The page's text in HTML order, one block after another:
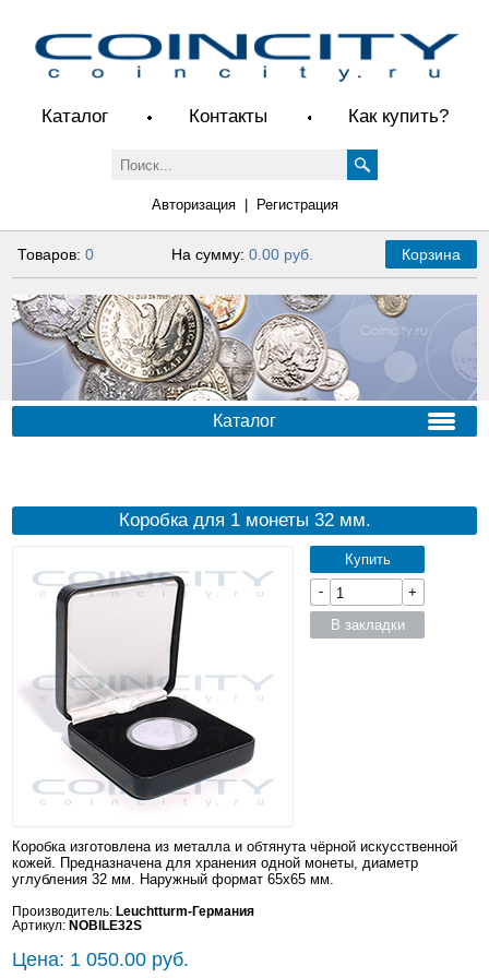
Каталог Контакты Как купить?
Авторизация| Регистрация
Товаров:0 На сумму: 0.00 руб. Корзина
Каталог
Коробка для 1 монеты 32 мм.
Коробка изготовлена из металла и обтянута чёрной искусственной
кожей. Предназначена для хранения одной монеты, диаметр
углубления 32 мм. Наружный формат 65x65 мм.
Производитель: Leuchtturm-Германия
Артикул: NOBILE32S
Цена: 1 050.00 руб.
Купить
-
+
В закладки